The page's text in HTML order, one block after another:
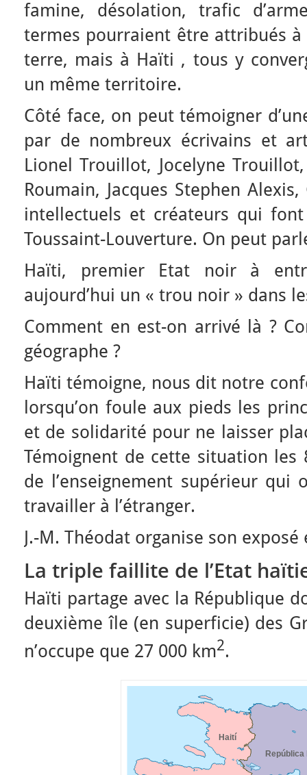
famine, désolation, trafic
termes pourraient être attribués
terre, mais à Haïti , tous y
un même territoire.
Côté face, on peut témoigner
par de nombreux écrivains et
Lionel Trouillot, Jocelyne
Roumain, Jacques Stephen
intellectuels et créateurs qui
Toussaint-Louverture. On peut
Haïti, premier Etat noir à
aujourd’hui un « trou noir » dans
Comment en est-on arrivé là ?
géographe ?
Haïti témoigne, nous dit notre
lorsqu’on foule aux pieds les
et de solidarité pour ne laisser
Témoignent de cette situation les
de l’enseignement supérieur
travailler à l’étranger.
J.-M. Théodat organise son
La triple faillite de l’Etat
Haïti partage avec la République
deuxième île (en superficie) des
n’occupe que 27 000 km2.